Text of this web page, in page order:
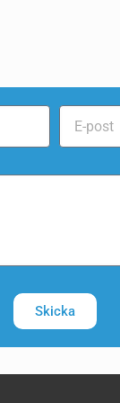
Skicka